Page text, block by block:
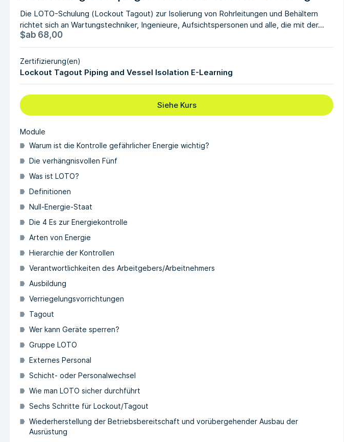
Die LOTO-Schulung (Lockout Tagout) zur Isolierung von Rohrleitungen und Behältern
richtet sich an Wartungstechniker, Ingenieure, Aufsichtspersonen und alle, die mit der...
$ab 68,00
Zertifizierung(en)
Lockout Tagout Piping and Vessel Isolation E-Learning
Siehe Kurs
Module
Warum ist die Kontrolle gefährlicher Energie wichtig?
Die verhängnisvollen Fünf
Was ist LOTO?
Definitionen
Null-Energie-Staat
Die 4 Es zur Energiekontrolle
Arten von Energie
Hierarchie der Kontrollen
Verantwortlichkeiten des Arbeitgebers/Arbeitnehmers
Ausbildung
Verriegelungsvorrichtungen
Tagout
Wer kann Geräte sperren?
Gruppe LOTO
Externes Personal
Schicht- oder Personalwechsel
Wie man LOTO sicher durchführt
Sechs Schritte für Lockout/Tagout
Wiederherstellung der Betriebsbereitschaft und vorübergehender Ausbau der
Ausrüstung